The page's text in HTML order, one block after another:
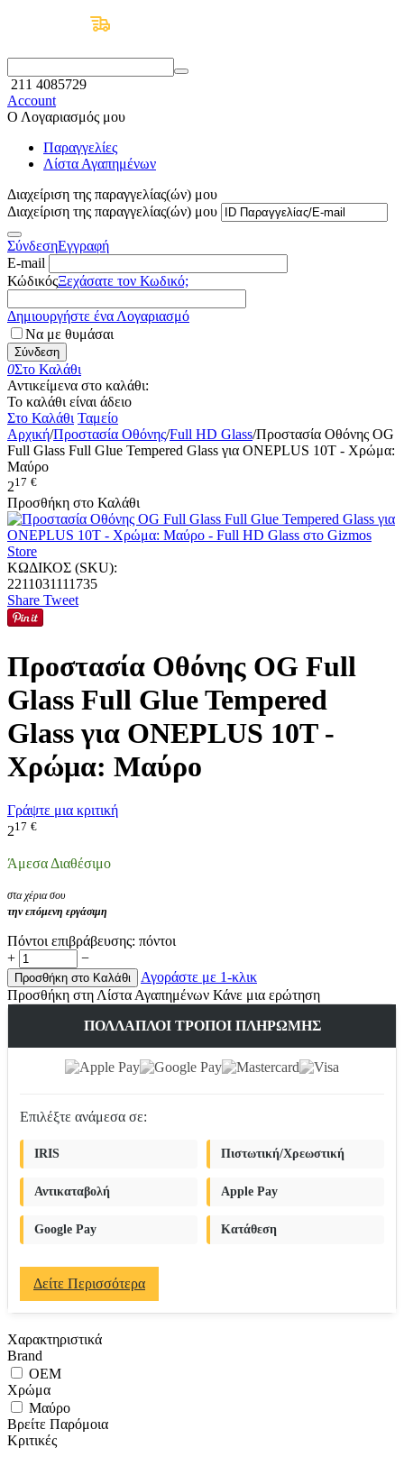
211 4085729
Account
Ο Λογαριασμός μου
Παραγγελίες
Λίστα Αγαπημένων
Διαχείριση της παραγγελίας(ών) μου
Διαχείριση της παραγγελίας(ών) μου
ΣύνδεσηΕγγραφή
E-mail
ΚώδικόςΞεχάσατε τον Κωδικό;
Δημιουργήστε ένα Λογαριασμό
Να με θυμάσαι
Σύνδεση
0Στο Καλάθι
Αντικείμενα στο καλάθι:
Το καλάθι είναι άδειο
Στο Καλάθι Ταμείο
Αρχική/Προστασία Οθόνης/Full HD Glass/Προστασία Οθόνης OG
Full Glass Full Glue Tempered Glass για ONEPLUS 10T - Χρώμα:
Μαύρο
217 €
Προσθήκη στο Καλάθι
ΚΩΔΙΚΟΣ (SKU):
2211031111735
Share Tweet
Προστασία Οθόνης OG Full
Glass Full Glue Tempered
Glass για ONEPLUS 10T -
Χρώμα: Μαύρο
Γράψτε μια κριτική
217 €
Άμεσα Διαθέσιμο
στα χέρια σου
την επόμενη εργάσιμη
Πόντοι επιβράβευσης: πόντοι
+
−
Προσθήκη στο Καλάθι
Αγοράστε με 1-κλικ
Προσθήκη στη Λίστα Αγαπημένων Κάνε μια ερώτηση
ΠΟΛΛΑΠΛΟΊ ΤΡΌΠΟΙ ΠΛΗΡΩΜΉΣ
Επιλέξτε ανάμεσα σε:
IRIS Πιστωτική/Χρεωστική
Αντικαταβολή Apple Pay
Google Pay Κατάθεση
Δείτε Περισσότερα
Χαρακτηριστικά
Brand
OEM
Χρώμα
Μαύρο
Βρείτε Παρόμοια
Κριτικές